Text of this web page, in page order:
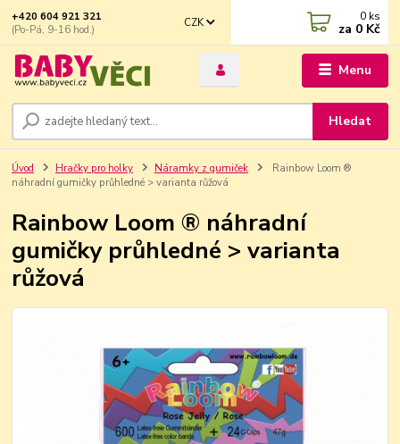
Menu
CZK
Hledat
+420 604 921 321
(Po-Pá, 9-16 hod.)
0 ks
za 0 Kč
Úvod Hračky pro holky Náramky z gumiček
Rainbow Loom ®
náhradní gumičky průhledné > varianta růžová
Rainbow Loom ® náhradní
gumičky průhledné > varianta
růžová